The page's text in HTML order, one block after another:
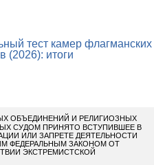
тест камер флагманских
(2026): итоги
ОБЪЕДИНЕНИЙ И РЕЛИГИОЗНЫХ
СУДОМ ПРИНЯТО ВСТУПИВШЕЕ В
ИЛИ ЗАПРЕТЕ ДЕЯТЕЛЬНОСТИ
ФЕДЕРАЛЬНЫМ ЗАКОНОМ ОТ
ЭКСТРЕМИСТСКОЙ